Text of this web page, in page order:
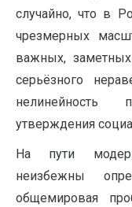
случайно, что в
чрезмерных
важных,
серьёзного
нелинейность
утверждения
На пути
неизбежны
общемировая